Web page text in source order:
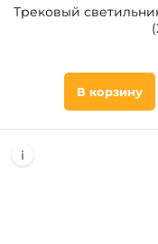
Трековый
В корзину